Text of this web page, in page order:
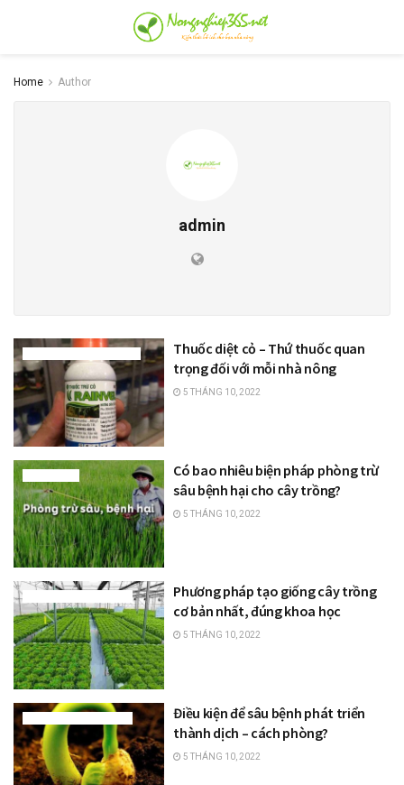
Home Author
admin
Thuốc diệt cỏ – Thứ thuốc quan
trọng đối với mỗi nhà nông
5 THÁNG 10, 2022
Có bao nhiêu biện pháp phòng trừ
sâu bệnh hại cho cây trồng?
5 THÁNG 10, 2022
Phương pháp tạo giống cây trồng
cơ bản nhất, đúng khoa học
5 THÁNG 10, 2022
Điều kiện để sâu bệnh phát triển
thành dịch – cách phòng?
5 THÁNG 10, 2022